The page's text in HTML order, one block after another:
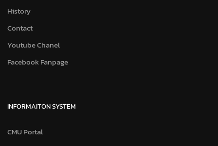
History
Contact
Youtube Chanel
Facebook Fanpage
INFORMAITON SYSTEM
CMU Portal